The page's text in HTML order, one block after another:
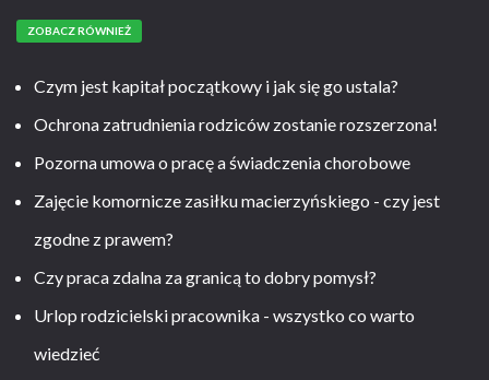
ZOBACZ RÓWNIEŻ
Czym jest kapitał początkowy i jak się go ustala?
Ochrona zatrudnienia rodziców zostanie rozszerzona!
Pozorna umowa o pracę a świadczenia chorobowe
Zajęcie komornicze zasiłku macierzyńskiego - czy jest
zgodne z prawem?
Czy praca zdalna za granicą to dobry pomysł?
Urlop rodzicielski pracownika - wszystko co warto
wiedzieć